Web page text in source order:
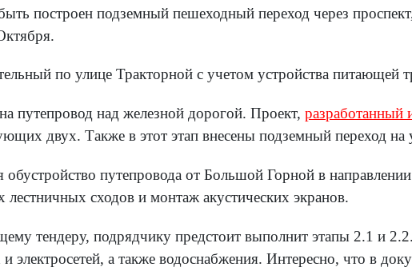
построен подземный пешеходный переход через
по улице Тракторной с учетом устройства питающей
путепровод над железной дорогой. Проект, разработанный
двух. Также в этот этап внесены подземный переход
обустройство путепровода от Большой Горной в
лестничных сходов и монтаж акустических экранов.
тендеру, подрядчику предстоит выполнит этапы 2.1 и
и электросетей, а также водоснабжения. Интересно, что в